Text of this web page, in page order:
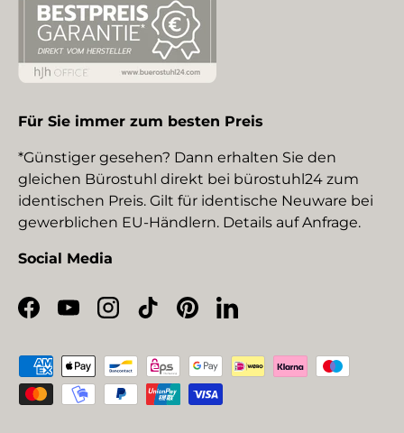
Für Sie immer zum besten Preis
*Günstiger gesehen? Dann erhalten Sie den
gleichen Bürostuhl direkt bei bürostuhl24 zum
identischen Preis. Gilt für identische Neuware bei
gewerblichen EU-Händlern. Details auf Anfrage.
Social Media
Facebook
YouTubeInstagram
TikTokPinterestLinkedIn
Zahlungsmethoden